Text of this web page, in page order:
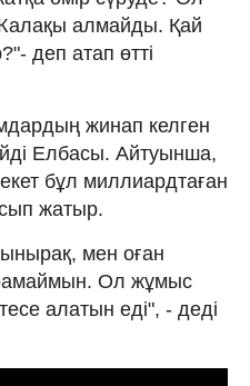
алмайды. Қай
деп атап өтті
жинап келген
Елбасы. Айтуынша,
бұл миллиардтаған
жатыр.
мен оған
Ол жұмыс
алатын еді", - деді